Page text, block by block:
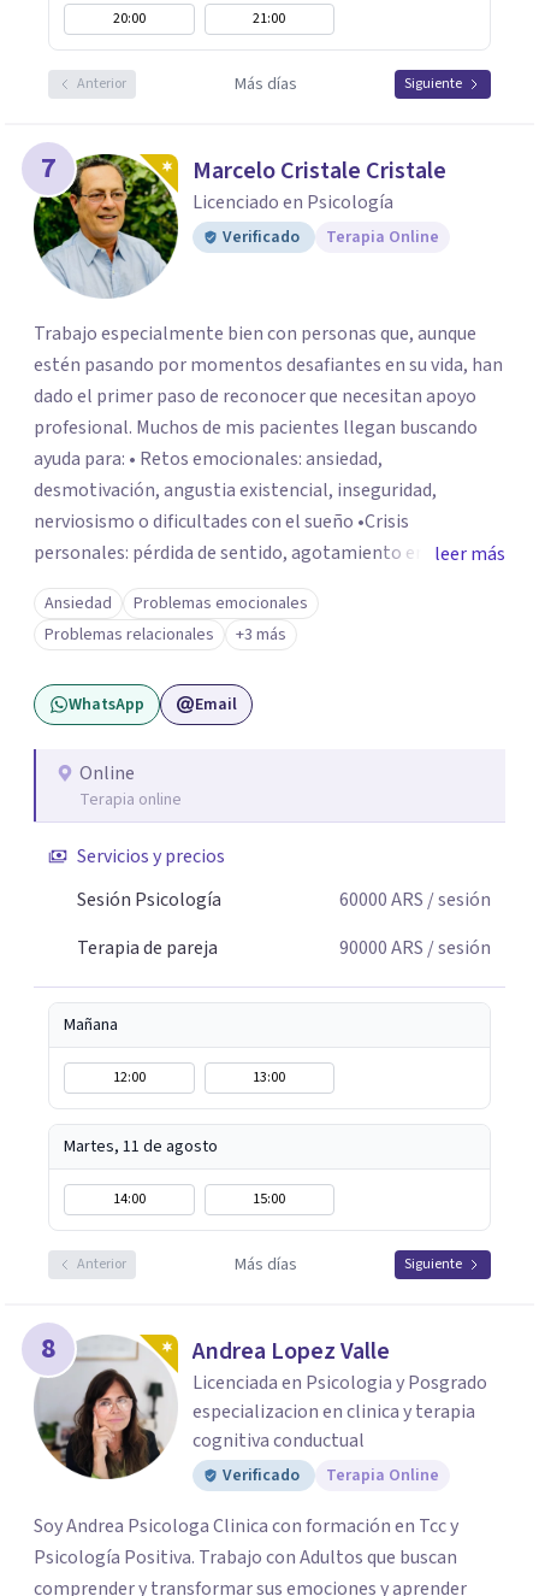
20:00
21:00
Anterior Más días Siguiente
7 Marcelo Cristale Cristale
Licenciado en Psicología
Verificado Terapia Online
Trabajo especialmente bien con personas que, aunque
estén pasando por momentos desafiantes en su vida, han
dado el primer paso de reconocer que necesitan apoyo
profesional. Muchos de mis pacientes llegan buscando
ayuda para: • Retos emocionales: ansiedad,
desmotivación, angustia existencial, inseguridad,
nerviosismo o dificultades con el sueño •Crisis
personales: pérdida de sentido, agotamiento emocional
o dificultad para manejar transiciones vitales •Conflictos
relacionales: problemas de pareja, tensiones familiares,
desafíos laborales o dificultades en dinámicas sociales.
leer más
Ansiedad
Problemas emocionales
Problemas relacionales
+3 más
WhatsApp Email
Online
Terapia online
Servicios y precios
Sesión Psicología
60000ARS / sesión
Terapia de pareja
90000ARS / sesión
Mañana
12:00 13:00
Martes, 11 de agosto
14:00 15:00
Anterior Más días Siguiente
8 Andrea Lopez Valle
Licenciada en Psicologia y Posgrado
especializacion en clinica y terapia
cognitiva conductual
Verificado Terapia Online
Soy Andrea Psicologa Clinica con formación en Tcc y
Psicología Positiva. Trabajo con Adultos que buscan
comprender y transformar sus emociones y aprender